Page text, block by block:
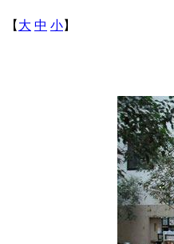
【 大 中 小】